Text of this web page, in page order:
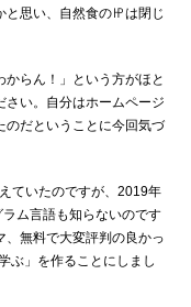
思い、自然食の㏋は閉じ
らん！」という方がほと
さい。自分はホームページ
のだということに今回気づ
ていたのですが、2019年
ム言語も知らないのです
無料で大変評判の良かっ
ぶ」を作ることにしまし